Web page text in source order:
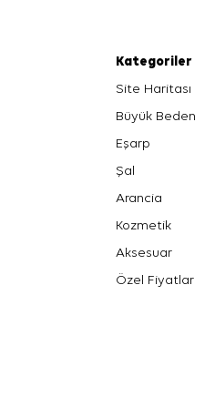
Kategoriler
Site Haritası
Büyük Beden
Eşarp
Şal
Arancia
Kozmetik
Aksesuar
Özel Fiyatlar